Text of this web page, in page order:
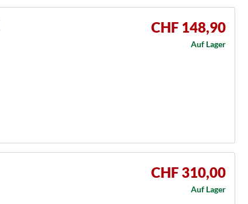
CHF 148,90
Auf Lager
CHF 310,00
Auf Lager